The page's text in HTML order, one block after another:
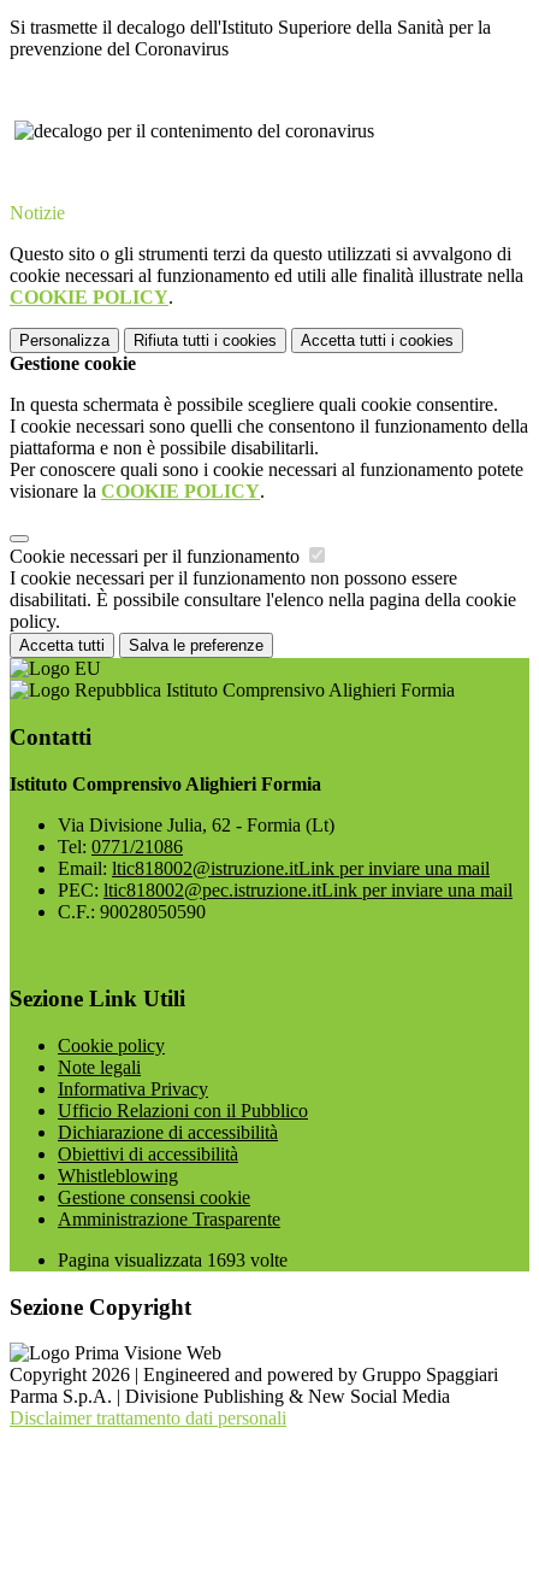
Si trasmette il decalogo dell'Istituto Superiore della Sanità per la
prevenzione del Coronavirus
Notizie
Questo sito o gli strumenti terzi da questo utilizzati si avvalgono di
cookie necessari al funzionamento ed utili alle finalità illustrate nella
COOKIE POLICY.
Personalizza Rifiuta tutti i cookies Accetta tutti i cookies
Gestione cookie
In questa schermata è possibile scegliere quali cookie consentire.
I cookie necessari sono quelli che consentono il funzionamento della
piattaforma e non è possibile disabilitarli.
Per conoscere quali sono i cookie necessari al funzionamento potete
visionare la COOKIE POLICY.
Cookie necessari per il funzionamento
I cookie necessari per il funzionamento non possono essere
disabilitati. È possibile consultare l'elenco nella pagina della cookie
policy.
Accetta tutti Salva le preferenze
Istituto Comprensivo Alighieri Formia
Contatti
Istituto Comprensivo Alighieri Formia
Via Divisione Julia, 62 - Formia (Lt)
Tel: 0771/21086
Email: ltic818002@istruzione.itLink per inviare una mail
PEC: ltic818002@pec.istruzione.itLink per inviare una mail
C.F.: 90028050590
Sezione Link Utili
Cookie policy
Note legali
Informativa Privacy
Ufficio Relazioni con il Pubblico
Dichiarazione di accessibilità
Obiettivi di accessibilità
Whistleblowing
Gestione consensi cookie
Amministrazione Trasparente
Pagina visualizzata 1693 volte
Sezione Copyright
Copyright 2026 | Engineered and powered by Gruppo Spaggiari
Parma S.p.A. | Divisione Publishing & New Social Media
Disclaimer trattamento dati personali